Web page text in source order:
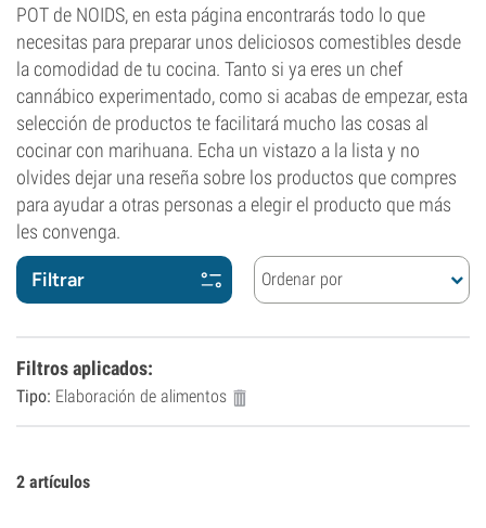
POT de NOIDS, en esta página encontrarás todo lo que
necesitas para preparar unos deliciosos comestibles desde
la comodidad de tu cocina. Tanto si ya eres un chef
cannábico experimentado, como si acabas de empezar, esta
selección de productos te facilitará mucho las cosas al
cocinar con marihuana. Echa un vistazo a la lista y no
olvides dejar una reseña sobre los productos que compres
para ayudar a otras personas a elegir el producto que más
les convenga.
Filtrar
Filtros aplicados:
Tipo: Elaboración de alimentos
Ordenar por
2 artículos